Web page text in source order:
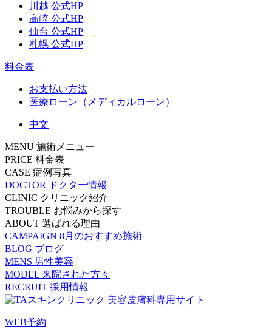
川越 公式HP
高崎 公式HP
仙台 公式HP
札幌 公式HP
料金表
お支払い方法
医療ローン（メディカルローン）
中文
MENU 施術メニュー
PRICE 料金表
CASE 症例写真
DOCTOR
ドクター情報
CLINIC クリニック紹介
TROUBLE お悩みから探す
ABOUT 選ばれる理由
CAMPAIGN 8月のおすすめ施術
BLOG ブログ
MENS 男性美容
MODEL 来院された方々
RECRUIT 採用情報
WEB予約